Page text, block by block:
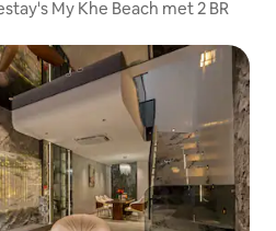
My Khe Beach met 2 BR